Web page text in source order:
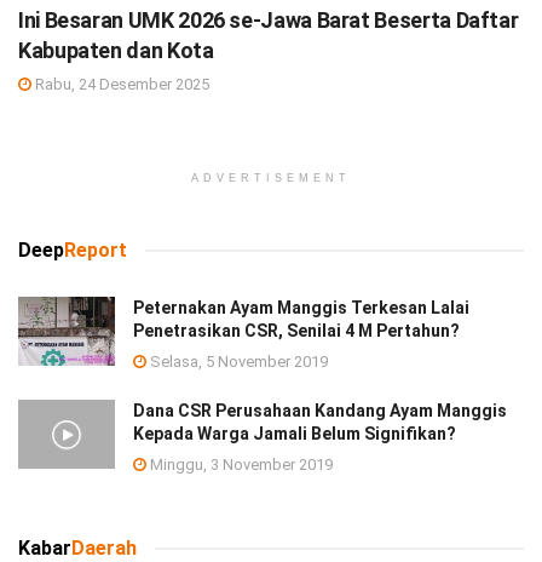
Ini Besaran UMK 2026 se-Jawa Barat Beserta Daftar
Kabupaten dan Kota
Rabu, 24 Desember 2025
ADVERTISEMENT
DeepReport
Peternakan Ayam Manggis Terkesan Lalai
Penetrasikan CSR, Senilai 4 M Pertahun?
Selasa, 5 November 2019
Dana CSR Perusahaan Kandang Ayam Manggis
Kepada Warga Jamali Belum Signifikan?
Minggu, 3 November 2019
Kabar Daerah